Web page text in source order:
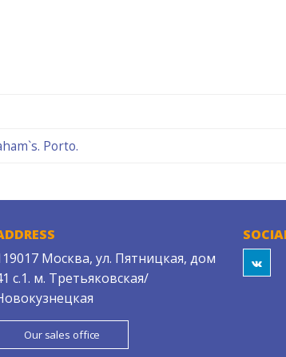
Porto.
Москва, ул. Пятницкая, дом
с.1. м. Третьяковская/
Our sales office